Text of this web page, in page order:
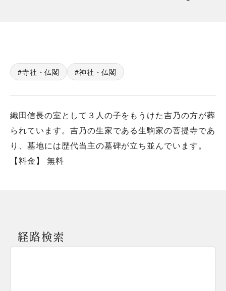
寺社・仏閣 神社・仏閣
織田信長の室として３人の子をもうけた吉乃の方が葬
られています。吉乃の生家である生駒家の菩提寺であ
り、墓地には歴代当主の墓碑が立ち並んでいます。
【料金】 無料
経路検索